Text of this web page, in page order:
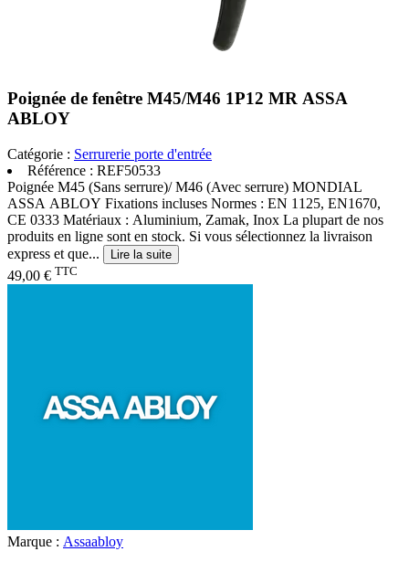
Poignée de fenêtre M45/M46 1P12 MR ASSA
ABLOY
Catégorie : Serrurerie porte d'entrée
Référence : REF50533
Poignée M45 (Sans serrure)/ M46 (Avec serrure) MONDIAL
ASSA ABLOY Fixations incluses Normes : EN 1125, EN1670,
CE 0333 Matériaux : Aluminium, Zamak, Inox La plupart de nos
produits en ligne sont en stock. Si vous sélectionnez la livraison
express et que...
Lire la suite
49,00 € TTC
Marque : Assaabloy